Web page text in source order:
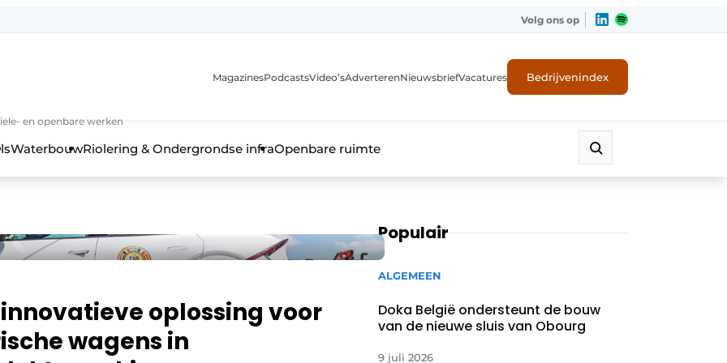
Volg ons op
en openbare werken
MagazinesPodcastsVideo’sAdverterenNieuwsbriefVacatures Bedrijvenindex
WaterbouwRiolering & Ondergrondse infraOpenbare ruimte
oplossing voor
wagens in
Populair
ALGEMEEN
Doka België ondersteunt de bouw
van de nieuwe sluis van Obourg
9 juli 2026